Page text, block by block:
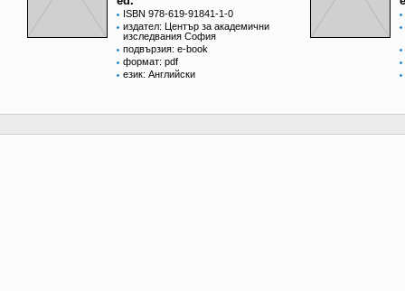
ISBN 978-619-91841-1-0
издател: Център за академични
изследвания София
подвързия: e-book
формат: pdf
език: Английски